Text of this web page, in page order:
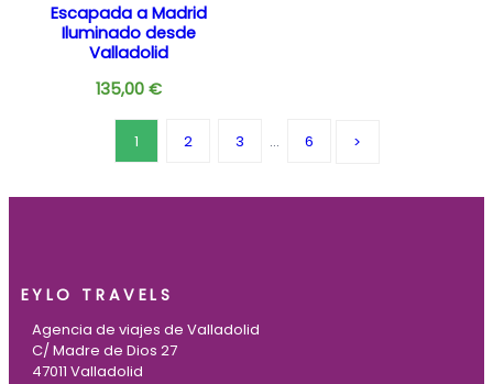
Escapada a Madrid
Iluminado desde
Valladolid
135,00 €
1 2 3 … 6
EYLO TRAVELS
Agencia de viajes de Valladolid
C/ Madre de Dios 27
47011 Valladolid